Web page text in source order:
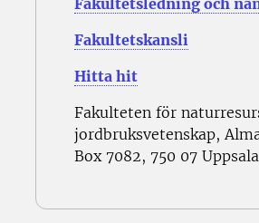
Fakultetsledning och
Fakultetskansli
Hitta hit
Fakulteten för
jordbruksvetenskap,
Box 7082, 750 07 Uppsala